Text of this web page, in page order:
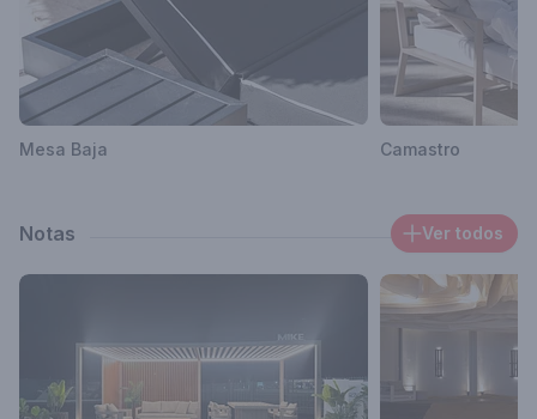
Mesa Baja Camastro
Notas Ver todos